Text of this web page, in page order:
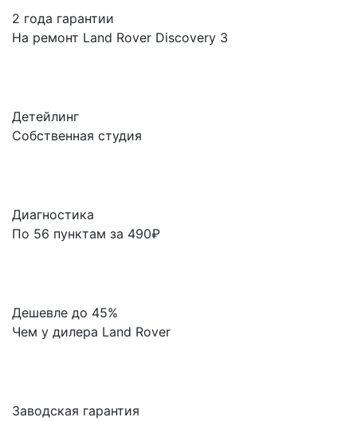
2 года гарантии
На ремонт Land Rover Discovery 3
Детейлинг
Собственная студия
Диагностика
По 56 пунктам за 490₽
Дешевле до 45%
Чем у дилера Land Rover
Заводская гарантия